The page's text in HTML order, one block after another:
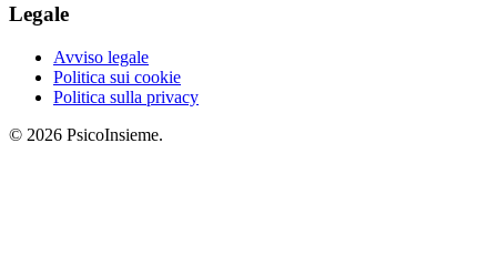
Legale
Avviso legale
Politica sui cookie
Politica sulla privacy
© 2026 PsicoInsieme.